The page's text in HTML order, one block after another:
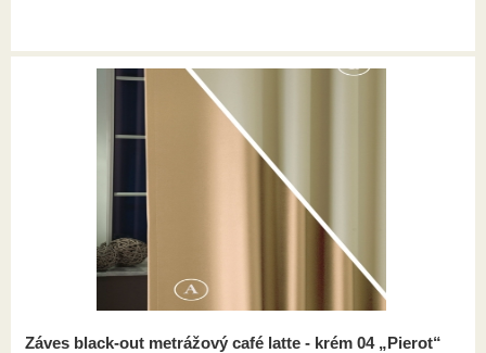
Záves black-out metrážový café latte - krém 04 „Pierot“